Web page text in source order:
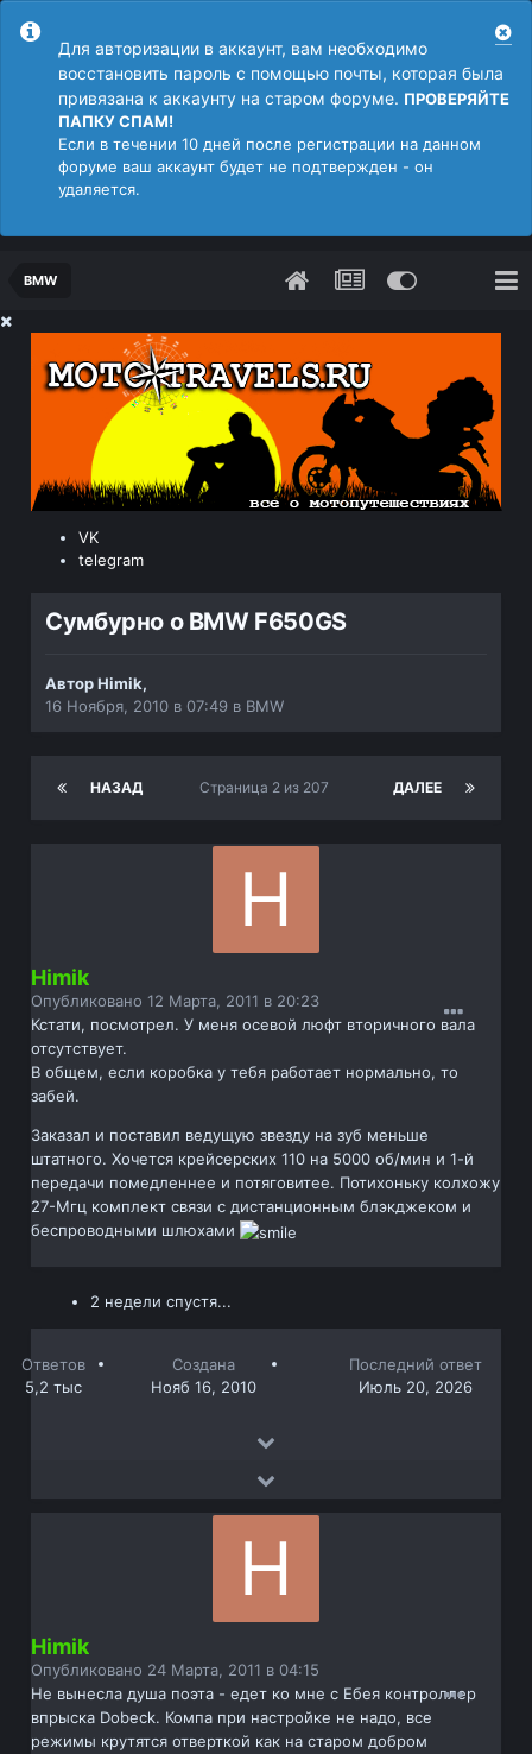
Для авторизации в аккаунт, вам необходимо
восстановить пароль с помощью почты, которая была
привязана к аккаунту на старом форуме. ПРОВЕРЯЙТЕ
ПАПКУ СПАМ!
Если в течении 10 дней после регистрации на данном
форуме ваш аккаунт будет не подтвержден - он
удаляется.
BMW
VK
telegram
Сумбурно о BMW F650GS
АвторHimik,
16 Ноября, 2010 в 07:49 в BMW
НАЗАД ДАЛЕЕ
Страница 2 из 207
Himik
Опубликовано12 Марта, 2011 в 20:23
Кстати, посмотрел. У меня осевой люфт вторичного вала
отсутствует.
В общем, если коробка у тебя работает нормально, то
забей.
Заказал и поставил ведущую звезду на зуб меньше
штатного. Хочется крейсерских 110 на 5000 об/мин и 1-й
передачи помедленнее и потяговитее. Потихоньку колхожу
27-Мгц комплект связи с дистанционным блэкджеком и
беспроводными шлюхами
2 недели спустя...
Ответов
5,2 тыс
Создана
Нояб 16, 2010
Последний ответ
Июль 20, 2026
Himik
Опубликовано 24 Марта, 2011 в 04:15
Не вынесла душа поэта - едет ко мне с Ебея контроллер
впрыска Dobeck. Компа при настройке не надо, все
режимы крутятся отверткой как на старом добром